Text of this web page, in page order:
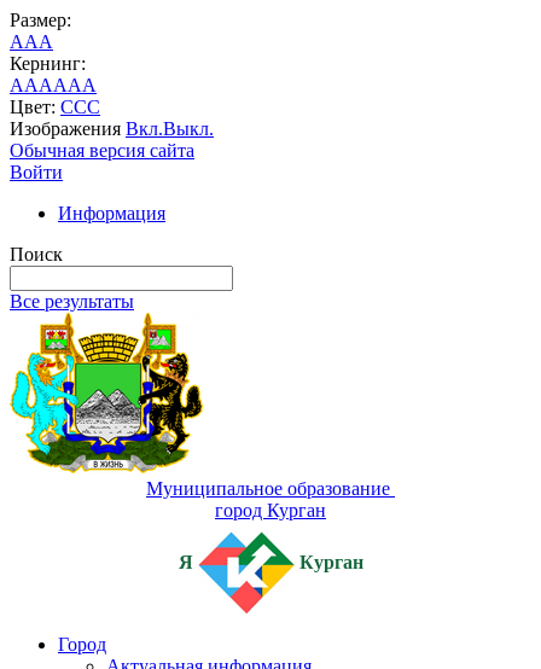
Размер:
AAA
Кернинг:
AAAAAA
Цвет: CCC
Изображения Вкл.Выкл.
Обычная версия сайта
Войти
Информация
Поиск
Все результаты
Муниципальное образование
город Курган
Я Курган
Город